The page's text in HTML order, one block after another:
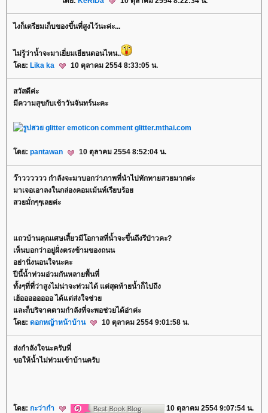
ไงก็เตรียมเก็บของขึ้นที่สูงไว้นะค่ะ...
ไม่รู้ว่าน้ำจะมาเยี่ยมเยียนตอนไหน..
ดย: Lika ka 10 ตุลาคม 2554 8:33:05 น.
สวัสดีค่ะ
มีความสุขกับเช้าวันจันทร์นะคะ
ดย: pantawan 10 ตุลาคม 2554 8:52:04 น.
ว๊าวววววว กำลังจะมาบอกว่าภาพที่นำไปทักทายสวยมากค่ะ
มาเจอเอาลงในกล่องคอมเม้นท์เรียบร้อ
สวยมั่กๆๆเลยค่ะ
ถวบ้านคุณเศษเสี้ยวมีโอกาสที่น้ำจะขึ้นถึงรึป่าวคะ?
เห็นบอกว่าอยู่ฝั่งตรงข้ามของถนน
อย่านิ่งนอนใจนะคะ
ปีนี้น้ำท่วมอ่วมกันหลายพื้นที่
ทั้งๆที่ที่ว่าสูงไม่น่าจะท่วมได้ แต่สุดท้ายน้ำก็ไปถึง
เฮ้ออออออออ ได้แต่ส่งใจช่ว
ละก็บริจาคตามกำลังที่จะพอช่วยได้อ่าค่ะ
ดย: ดอกหญ้าหน้าบ้าน 10 ตุลาคม 2554 9:01:58 น.
ส่งกำลังใจนะครับพี่
ขอให้น้ำไม่ท่วมเข้าบ้านครับ
ดย: กะว่าก๋า 10 ตุลาคม 2554 9:07:54 น.